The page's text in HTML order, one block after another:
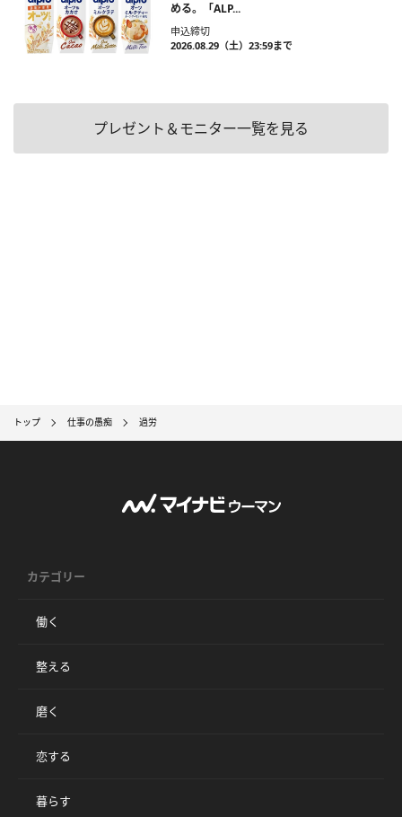
める。「ALP...
申込締切
2026.08.29（土）23:59まで
プレゼント＆モニター一覧を見る
トップ 仕事の愚痴 過労
カテゴリー
働く
整える
磨く
恋する
暮らす